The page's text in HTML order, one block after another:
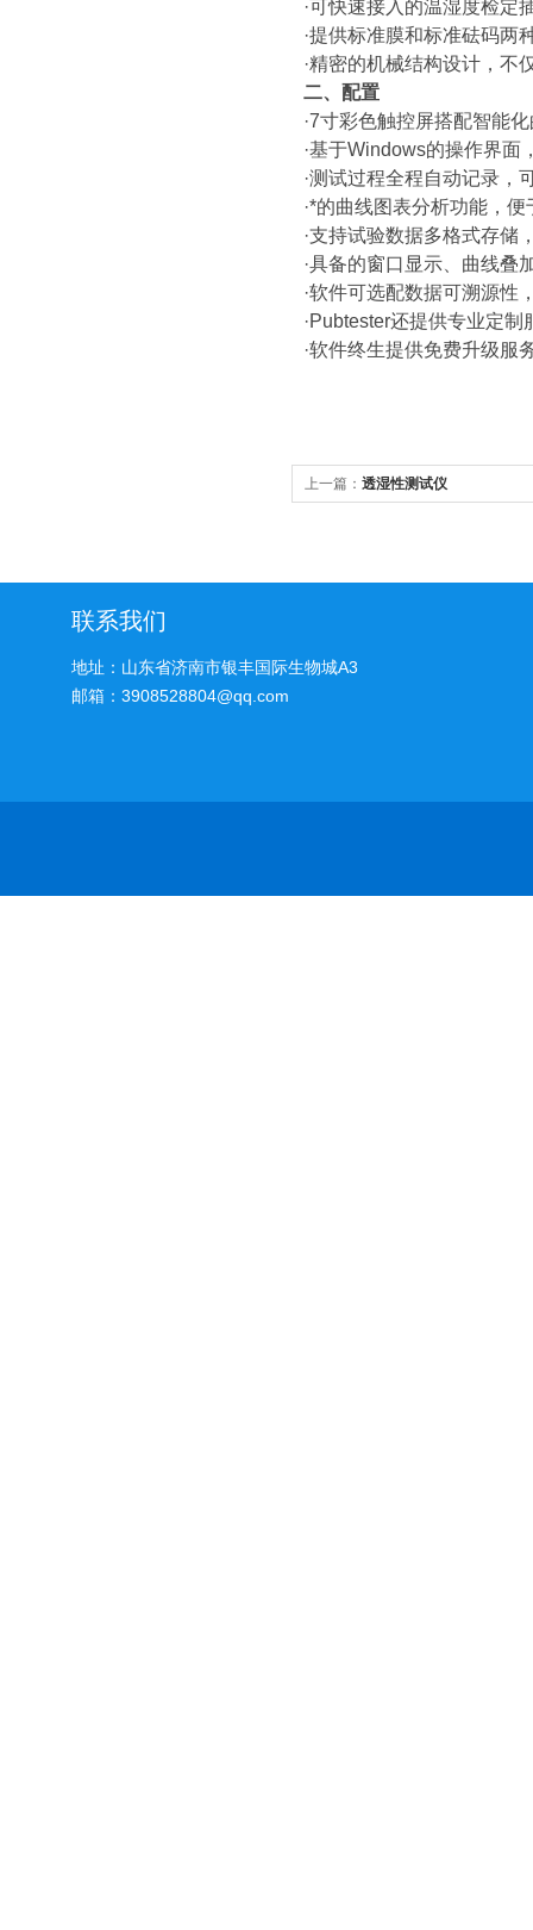
·可快速接入的温湿度检定
·提供标准膜和标准砝码两
·精密的机械结构设计，不
二、配置
·7寸彩色触控屏搭配智能
·基于Windows的操作界面
·测试过程全程自动记录，
·*的曲线图表分析功能，
·支持试验数据多格式存储
·具备的窗口显示、曲线叠
·软件可选配数据可溯源性
·Pubtester还提供专业定
·软件终生提供免费升级服
上一篇： 透湿性测试仪
联系我们
地址：山东省济南市银丰国际生物城A3
邮箱：3908528804@qq.com